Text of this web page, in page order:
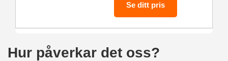
Se ditt pris
Hur påverkar det oss?